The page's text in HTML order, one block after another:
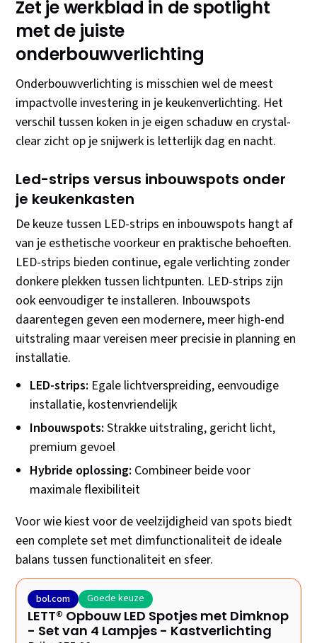
Zet je werkblad in de spotlight
met de juiste
onderbouwverlichting
Onderbouwverlichting is misschien wel de meest
impactvolle investering in je keukenverlichting. Het
verschil tussen koken in je eigen schaduw en crystal-
clear zicht op je snijwerk is letterlijk dag en nacht.
Led-strips versus inbouwspots onder
je keukenkasten
De keuze tussen LED-strips en inbouwspots hangt af
van je esthetische voorkeur en praktische behoeften.
LED-strips bieden continue, egale verlichting zonder
donkere plekken tussen lichtpunten. LED-strips zijn
ook eenvoudiger te installeren. Inbouwspots
daarentegen geven een modernere, meer high-end
uitstraling maar vereisen meer precisie in planning en
installatie.
LED-strips: Egale lichtverspreiding, eenvoudige
installatie, kostenvriendelijk
Inbouwspots: Strakke uitstraling, gericht licht,
premium gevoel
Hybride oplossing: Combineer beide voor
maximale flexibiliteit
Voor wie kiest voor de veelzijdigheid van spots biedt
een complete set met dimfunctionaliteit de ideale
balans tussen functionaliteit en sfeer.
bol.com Goede keuze
LETT® Opbouw LED Spotjes met Dimknop
- Set van 4 Lampjes - Kastverlichting